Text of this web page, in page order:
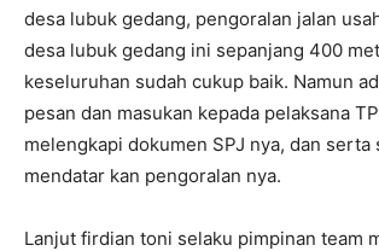
desa lubuk gedang, pengoralan jalan
desa lubuk gedang ini sepanjang 400
keseluruhan sudah cukup baik. Namun
pesan dan masukan kepada pelaksana
melengkapi dokumen SPJ nya, dan serta
mendatar kan pengoralan nya.
Lanjut firdian toni selaku pimpinan team